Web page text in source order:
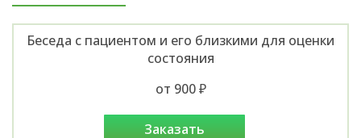
Беседа с пациентом и его близкими для оценки
состояния
от 900 ₽
заказать